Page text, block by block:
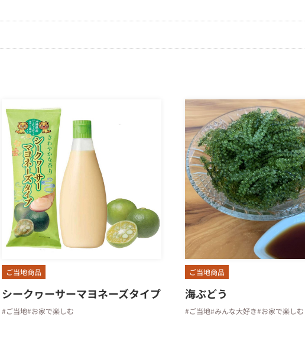
ご当地商品
シークヮーサーマヨネーズタイプ
#ご当地#お家で楽しむ
ご当地商品
海ぶどう
#ご当地#みんな大好き#お家で楽しむ